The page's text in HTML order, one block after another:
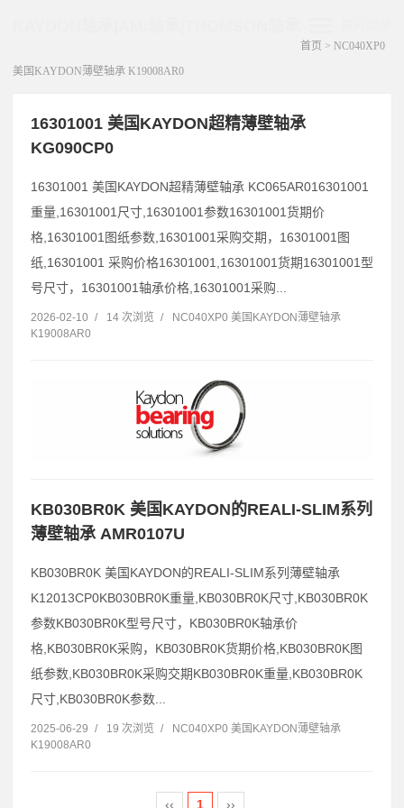
首页 > NC040XP0
美国KAYDON薄壁轴承 K19008AR0
16301001 美国KAYDON超精薄壁轴承
KG090CP0
16301001 美国KAYDON超精薄壁轴承 KC065AR016301001
重量,16301001尺寸,16301001参数16301001货期价
格,16301001图纸参数,16301001采购交期，16301001图
纸,16301001 采购价格16301001,16301001货期16301001型
号尺寸，16301001轴承价格,16301001采购...
2026-02-10 / 14 次浏览 /
NC040XP0 美国KAYDON薄壁轴承
K19008AR0
KB030BR0K 美国KAYDON的REALI-SLIM系列
薄壁轴承 AMR0107U
KB030BR0K 美国KAYDON的REALI-SLIM系列薄壁轴承
K12013CP0KB030BR0K重量,KB030BR0K尺寸,KB030BR0K
参数KB030BR0K型号尺寸，KB030BR0K轴承价
格,KB030BR0K采购，KB030BR0K货期价格,KB030BR0K图
纸参数,KB030BR0K采购交期KB030BR0K重量,KB030BR0K
尺寸,KB030BR0K参数...
2025-06-29 / 19 次浏览 /
NC040XP0 美国KAYDON薄壁轴承
K19008AR0
‹‹ 1 ››